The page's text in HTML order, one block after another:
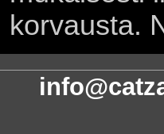
korvausta.